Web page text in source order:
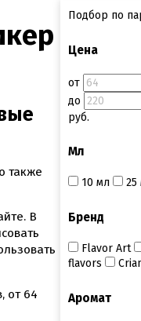
Подбор по
Цена
от
до
руб.
Мл
10 мл 25
Бренд
Flavor Art
flavors
Аромат
также
В
от 64